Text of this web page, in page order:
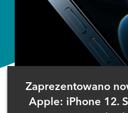
Zaprezentowano
Apple: iPhone 12.